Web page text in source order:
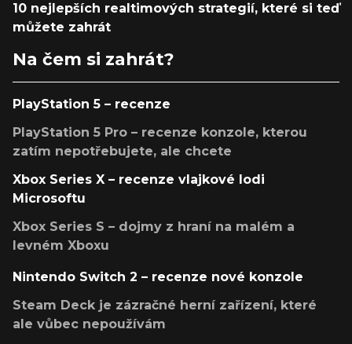
10 nejlepších realtimových strategií, které si teď
můžete zahrát
Na čem si zahrát?
PlayStation 5 – recenze
PlayStation 5 Pro – recenze konzole, kterou
zatím nepotřebujete, ale chcete
Xbox Series X – recenze vlajkové lodi
Microsoftu
Xbox Series S – dojmy z hraní na malém a
levném Xboxu
Nintendo Switch 2 – recenze nové konzole
Steam Deck je zázračné herní zařízení, které
ale vůbec nepoužívám